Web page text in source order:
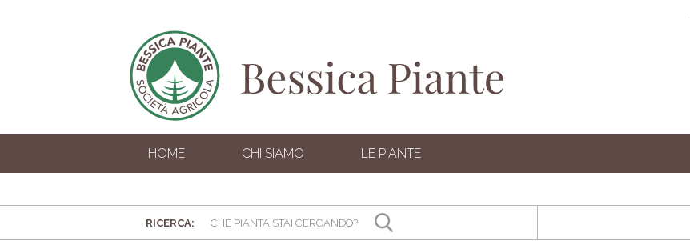
HOME CHI SIAMO LE PIANTE
RICERCA: